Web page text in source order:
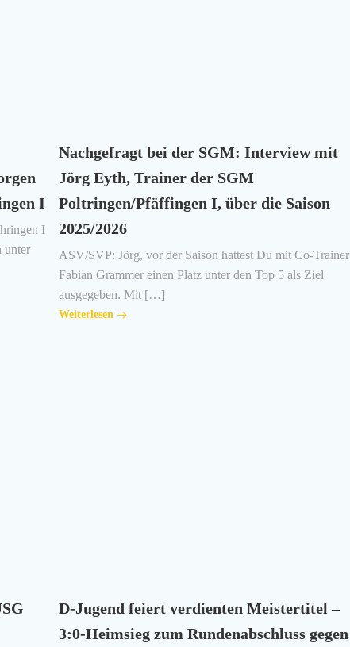
I
I
unter
Nachgefragt bei der SGM: Interview mit
Jörg Eyth, Trainer der SGM
Poltringen/Pfäffingen I, über die Saison
2025/2026
ASV/SVP: Jörg, vor der Saison hattest Du mit Co-Trainer
Fabian Grammer einen Platz unter den Top 5 als Ziel
ausgegeben. Mit […]
Weiterlesen
D-Jugend feiert verdienten Meistertitel –
3:0-Heimsieg zum Rundenabschluss gegen